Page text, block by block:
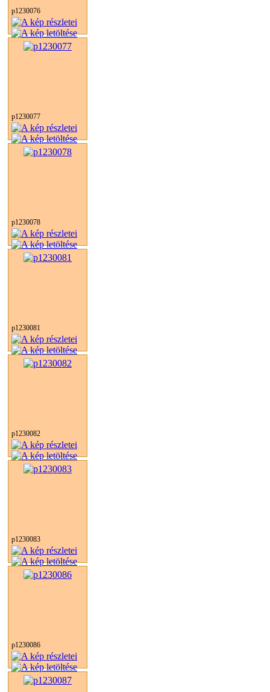
p1230076
p1230077
p1230078
p1230081
p1230082
p1230083
p1230086